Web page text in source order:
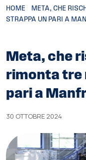
HOME
META, CHE
STRAPPA UN PARI A
Meta, che
rimonta tre
pari a
30 OTTOBRE 2024